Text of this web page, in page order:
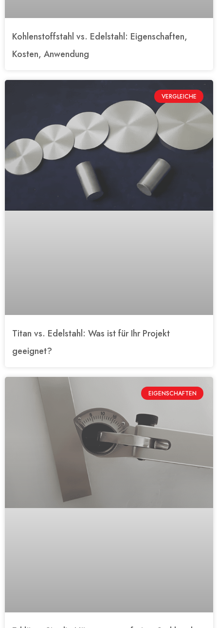
Kohlenstoffstahl vs. Edelstahl: Eigenschaften,
Kosten, Anwendung
VERGLEICHE
Titan vs. Edelstahl: Was ist für Ihr Projekt
geeignet?
EIGENSCHAFTEN